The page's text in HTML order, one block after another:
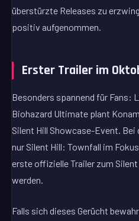
überstürzte Releases zu
positiv aufgenommen.
Erster Trailer im
Besonders spannend für Fans:
Biohazard Ultimate plant
Silent Hill Showcase-Event.
nur Silent Hill: Townfall im
erste offizielle Trailer zum Silent
werden.
Falls sich dieses Gerücht